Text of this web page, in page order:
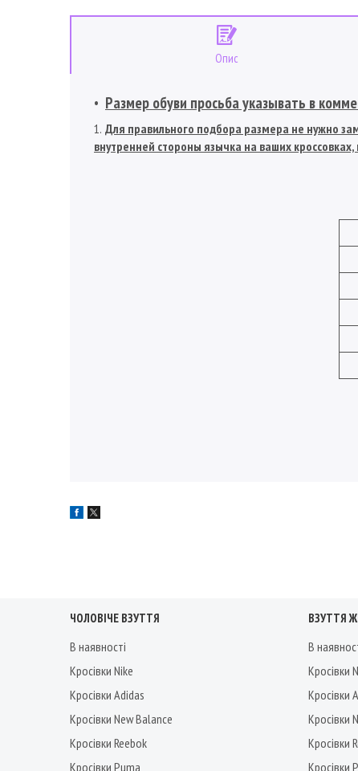
Опис
Размер обуви просьба указывать в
Для правильного подбора размера не нужно
внутренней стороны язычка на ваших
ЧОЛОВІЧЕ ВЗУТТЯ
В наявності
Кросівки Nike
Кросівки Adidas
Кросівки New Balance
Кросівки Reebok
Кросівки Puma
ВЗУТТЯ
В
Кросівки
Кросівки
Кросівки
Кросівки
Кросівки